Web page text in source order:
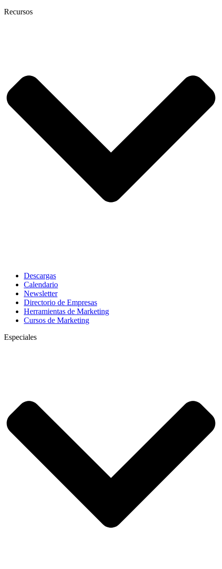
Recursos
Descargas
Calendario
Newsletter
Directorio de Empresas
Herramientas de Marketing
Cursos de Marketing
Especiales